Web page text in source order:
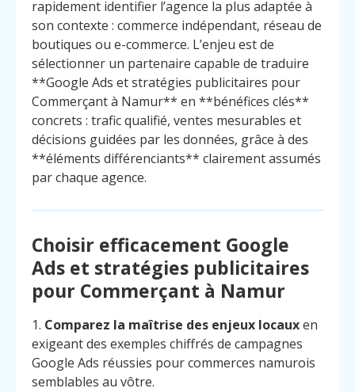
rapidement identifier l’agence la plus adaptée à
son contexte : commerce indépendant, réseau de
boutiques ou e-commerce. L’enjeu est de
sélectionner un partenaire capable de traduire
**Google Ads et stratégies publicitaires pour
Commerçant à Namur** en **bénéfices clés**
concrets : trafic qualifié, ventes mesurables et
décisions guidées par les données, grâce à des
**éléments différenciants** clairement assumés
par chaque agence.
Choisir efficacement Google
Ads et stratégies publicitaires
pour Commerçant à Namur
1. Comparez la maîtrise des enjeux locauxen
exigeant des exemples chiffrés de campagnes
Google Ads réussies pour commerces namurois
semblables au vôtre.